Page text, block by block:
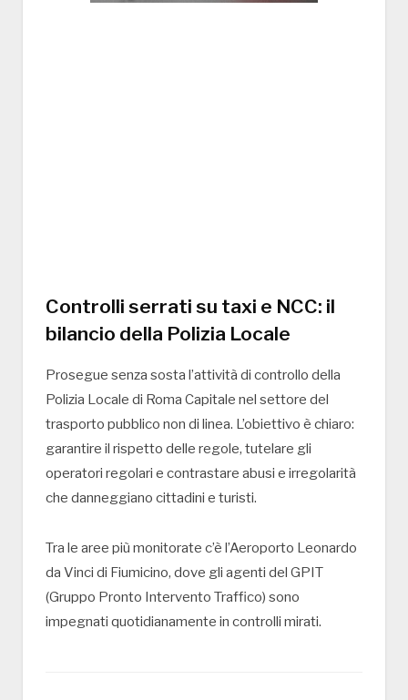
Controlli serrati su taxi e NCC: il
bilancio della Polizia Locale
Prosegue senza sosta l’attività di controllo della
Polizia Locale di Roma Capitale nel settore del
trasporto pubblico non di linea. L’obiettivo è chiaro:
garantire il rispetto delle regole, tutelare gli
operatori regolari e contrastare abusi e irregolarità
che danneggiano cittadini e turisti.
Tra le aree più monitorate c’è l’Aeroporto Leonardo
da Vinci di Fiumicino, dove gli agenti del GPIT
(Gruppo Pronto Intervento Traffico) sono
impegnati quotidianamente in controlli mirati.